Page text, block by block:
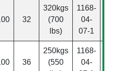
32
320kgs
(700
lbs)
1168-
04-
07-1
36
250kgs
(550
1168-
04-